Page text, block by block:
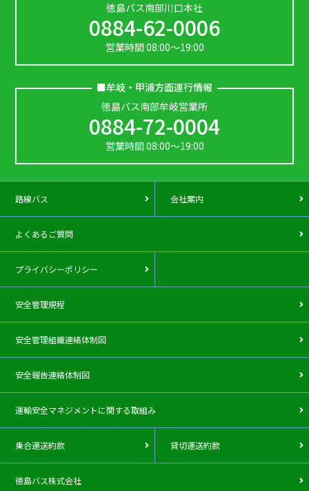
徳島バス南部川口本社
0884-62-0006
営業時間08:00～19:00
牟岐・甲浦方面運行情報
徳島バス南部牟岐営業所
0884-72-0004
営業時間08:00～19:00
路線バス 会社案内
よくあるご質問
プライバシーポリシー
安全管理規程
安全管理組織連絡体制図
安全報告連絡体制図
運輸安全マネジメントに関する取組み
乗合運送約款 貸切運送約款
徳島バス株式会社